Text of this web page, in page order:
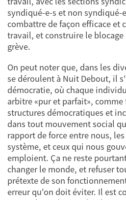
syndiqué-e-s et non syndiqué-
combattre de façon efficace et
travail, et construire le
grève.
On peut noter que, dans les
se déroulent à Nuit Debout, il
démocratie, où chaque
arbitre «pur et parfait», comme
structures démocratiques et
dans tout mouvement social
rapport de force entre nous,
système, et ceux qui nous
emploient. Ça ne reste
changer le monde, et refuser
prétexte de son
erreur qu'on doit éviter. Il est